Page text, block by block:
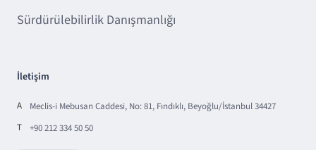
Sürdürülebilirlik Danışmanlığı
İletişim
A
Meclis-i Mebusan Caddesi, No: 81, Fındıklı, Beyoğlu/İstanbul 34427
T
+90 212 334 50 50